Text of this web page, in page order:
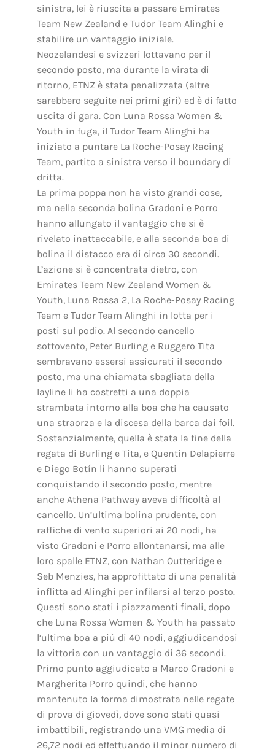
sinistra, lei è riuscita a passare Emirates
Team New Zealand e Tudor Team Alinghi e
stabilire un vantaggio iniziale.
Neozelandesi e svizzeri lottavano per il
secondo posto, ma durante la virata di
ritorno, ETNZ è stata penalizzata (altre
sarebbero seguite nei primi giri) ed è di fatto
uscita di gara. Con Luna Rossa Women &
Youth in fuga, il Tudor Team Alinghi ha
iniziato a puntare La Roche-Posay Racing
Team, partito a sinistra verso il boundary di
dritta.
La prima poppa non ha visto grandi cose,
ma nella seconda bolina Gradoni e Porro
hanno allungato il vantaggio che si è
rivelato inattaccabile, e alla seconda boa di
bolina il distacco era di circa 30 secondi.
L’azione si è concentrata dietro, con
Emirates Team New Zealand Women &
Youth, Luna Rossa 2, La Roche-Posay Racing
Team e Tudor Team Alinghi in lotta per i
posti sul podio. Al secondo cancello
sottovento, Peter Burling e Ruggero Tita
sembravano essersi assicurati il secondo
posto, ma una chiamata sbagliata della
layline li ha costretti a una doppia
strambata intorno alla boa che ha causato
una straorza e la discesa della barca dai foil.
Sostanzialmente, quella è stata la fine della
regata di Burling e Tita, e Quentin Delapierre
e Diego Botín li hanno superati
conquistando il secondo posto, mentre
anche Athena Pathway aveva difficoltà al
cancello. Un’ultima bolina prudente, con
raffiche di vento superiori ai 20 nodi, ha
visto Gradoni e Porro allontanarsi, ma alle
loro spalle ETNZ, con Nathan Outteridge e
Seb Menzies, ha approfittato di una penalità
inflitta ad Alinghi per infilarsi al terzo posto.
Questi sono stati i piazzamenti finali, dopo
che Luna Rossa Women & Youth ha passato
l’ultima boa a più di 40 nodi, aggiudicandosi
la vittoria con un vantaggio di 36 secondi.
Primo punto aggiudicato a Marco Gradoni e
Margherita Porro quindi, che hanno
mantenuto la forma dimostrata nelle regate
di prova di giovedì, dove sono stati quasi
imbattibili, registrando una VMG media di
26,72 nodi ed effettuando il minor numero di